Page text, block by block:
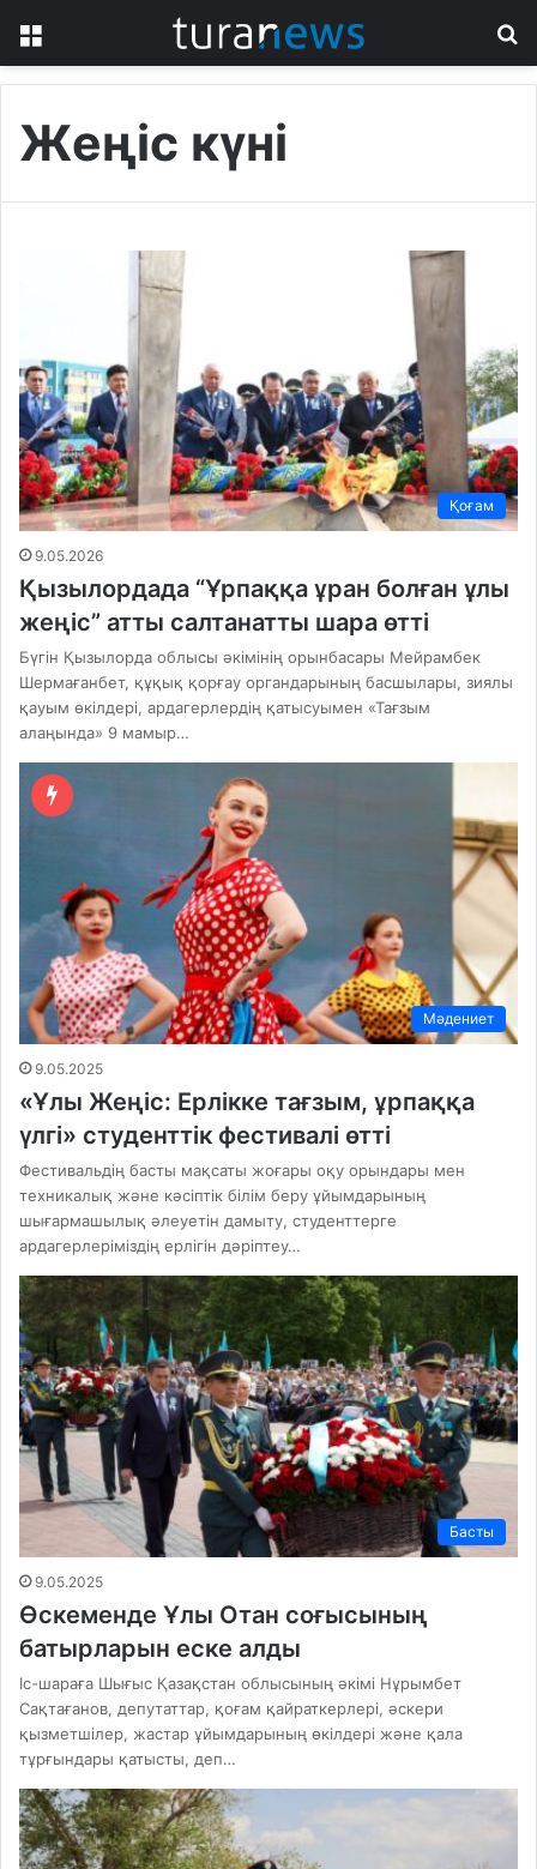
Жеңіс күні
Қоғам
9.05.2026
Қызылордада “Ұрпаққа ұран болған ұлы
жеңіс” атты салтанатты шара өтті
Бүгін Қызылорда облысы әкімінің орынбасары Мейрамбек
Шермағанбет, құқық қорғау органдарының басшылары, зиялы
қауым өкілдері, ардагерлердің қатысуымен «Тағзым
алаңында» 9 мамыр…
Мәдениет
9.05.2025
«Ұлы Жеңіс: Ерлікке тағзым, ұрпаққа
үлгі» студенттік фестивалі өтті
Фестивальдің басты мақсаты жоғары оқу орындары мен
техникалық және кәсіптік білім беру ұйымдарының
шығармашылық әлеуетін дамыту, студенттерге
ардагерлеріміздің ерлігін дәріптеу…
Басты
9.05.2025
Өскеменде Ұлы Отан соғысының
батырларын еске алды
Іс-шараға Шығыс Қазақстан облысының әкімі Нұрымбет
Сақтағанов, депутаттар, қоғам қайраткерлері, әскери
қызметшілер, жастар ұйымдарының өкілдері және қала
тұрғындары қатысты, деп…